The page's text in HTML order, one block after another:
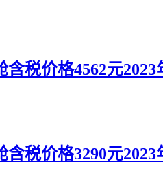
税价格4562元2023
税价格3290元2023